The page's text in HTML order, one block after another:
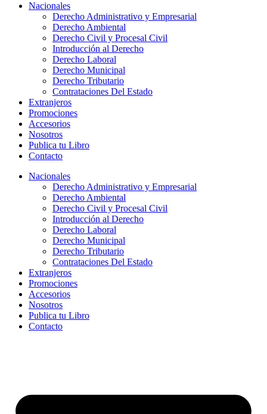
Nacionales
Derecho Administrativo y Empresarial
Derecho Ambiental
Derecho Civil y Procesal Civil
Introducción al Derecho
Derecho Laboral
Derecho Municipal
Derecho Tributario
Contrataciones Del Estado
Extranjeros
Promociones
Accesorios
Nosotros
Publica tu Libro
Contacto
Nacionales
Derecho Administrativo y Empresarial
Derecho Ambiental
Derecho Civil y Procesal Civil
Introducción al Derecho
Derecho Laboral
Derecho Municipal
Derecho Tributario
Contrataciones Del Estado
Extranjeros
Promociones
Accesorios
Nosotros
Publica tu Libro
Contacto